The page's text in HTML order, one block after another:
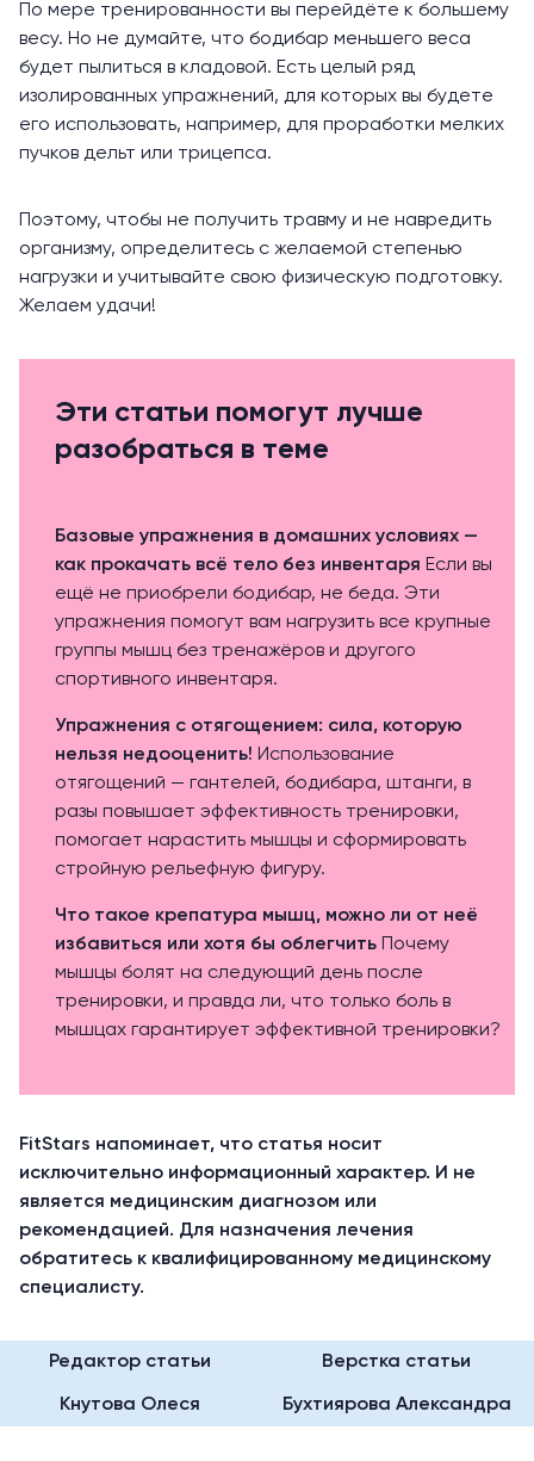
По мере тренированности вы перейдёте к большему
весу. Но не думайте, что бодибар меньшего веса
будет пылиться в кладовой. Есть целый ряд
изолированных упражнений, для которых вы будете
его использовать, например, для проработки мелких
пучков дельт или трицепса.
Поэтому, чтобы не получить травму и не навредить
организму, определитесь с желаемой степенью
нагрузки и учитывайте свою физическую подготовку.
Желаем удачи!
Эти статьи помогут лучше
разобраться в теме
Базовые упражнения в домашних условиях —
как прокачать всё тело без инвентаря Если вы
ещё не приобрели бодибар, не беда. Эти
упражнения помогут вам нагрузить все крупные
группы мышц без тренажёров и другого
спортивного инвентаря.
Упражнения с отягощением: сила, которую
нельзя недооценить! Использование
отягощений — гантелей, бодибара, штанги, в
разы повышает эффективность тренировки,
помогает нарастить мышцы и сформировать
стройную рельефную фигуру.
Что такое крепатура мышц, можно ли от неё
избавиться или хотя бы облегчить Почему
мышцы болят на следующий день после
тренировки, и правда ли, что только боль в
мышцах гарантирует эффективной тренировки?
FitStars напоминает, что статья носит
исключительно информационный характер. И не
является медицинским диагнозом или
рекомендацией. Для назначения лечения
обратитесь к квалифицированному медицинскому
специалисту.
Редактор статьи Верстка статьи
Кнутова Олеся Бухтиярова Александра